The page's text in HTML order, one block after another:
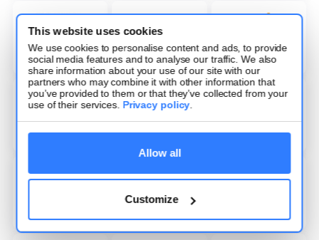
This website uses cookies
We use cookies to personalise content and ads, to provide
social media features and to analyse our traffic. We also
share information about your use of our site with our
partners who may combine it with other information that
you’ve provided to them or that they’ve collected from your
use of their services. Privacy policy.
Allow all
Customize